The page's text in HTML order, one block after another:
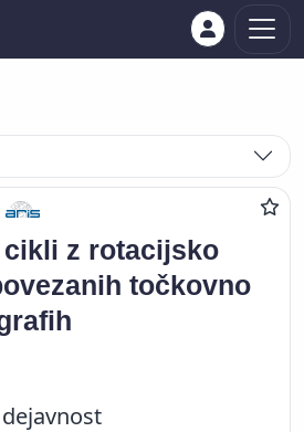
z rotacijsko
točkovno